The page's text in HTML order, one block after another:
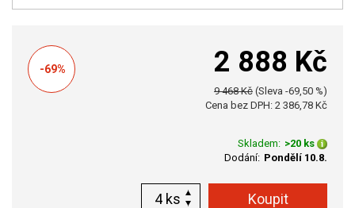
-69% 2 888 Kč
9 468 Kč (Sleva -69,50 %)
Cena bez DPH: 2 386,78 Kč
Skladem: >20 ks
Dodání: Pondělí 10.8.
ks